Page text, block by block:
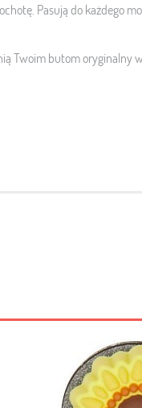
Pasują do każdego
Twoim butom oryginalny